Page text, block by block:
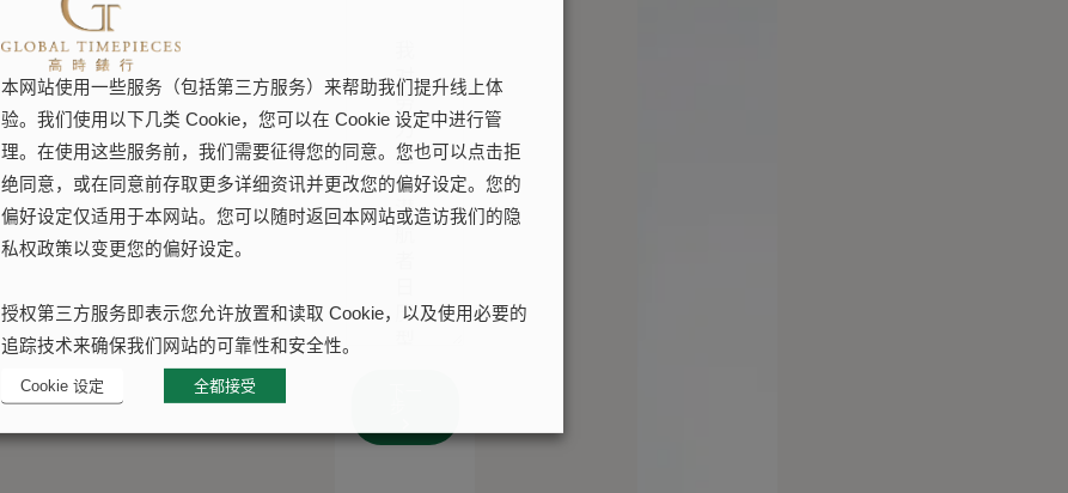
本网站使用一些服务（包括第三方服务）来帮助我们提升线上体
验。我们使用以下几类 Cookie，您可以在 Cookie 设定中进行管
理。在使用这些服务前，我们需要征得您的同意。您也可以点击拒
绝同意，或在同意前存取更多详细资讯并更改您的偏好设定。您的
偏好设定仅适用于本网站。您可以随时返回本网站或造访我们的隐
私权政策以变更您的偏好设定。
授权第三方服务即表示您允许放置和读取 Cookie，以及使用必要的
追踪技术来确保我们网站的可靠性和安全性。
Cookie 设定 全都接受